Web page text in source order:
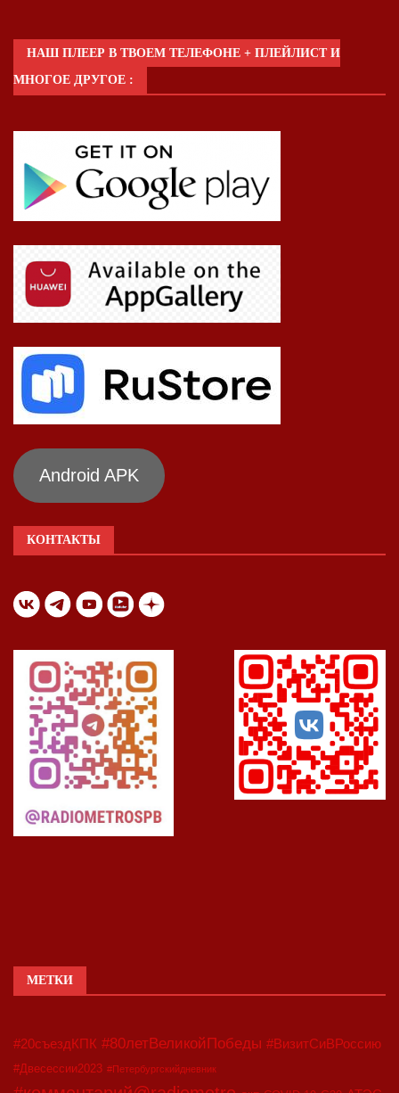
НАШ ПЛЕЕР В ТВОЕМ ТЕЛЕФОНЕ + ПЛЕЙЛИСТ И
МНОГОЕ ДРУГОЕ :
Android APK
КОНТАКТЫ
МЕТКИ
#20съездКПК #80летВеликойПобеды #ВизитСиВРоссию
#Двесессии2023 #Петербургскийдневник